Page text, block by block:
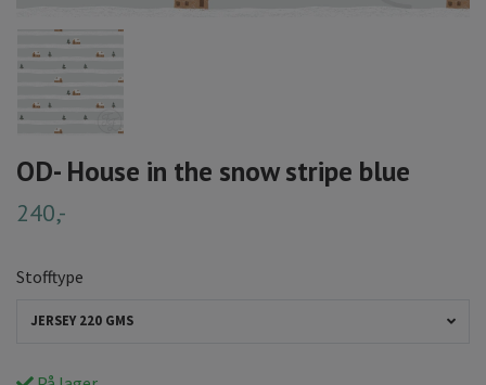
OD- House in the snow stripe blue
240,-
Stofftype
JERSEY 220 GMS